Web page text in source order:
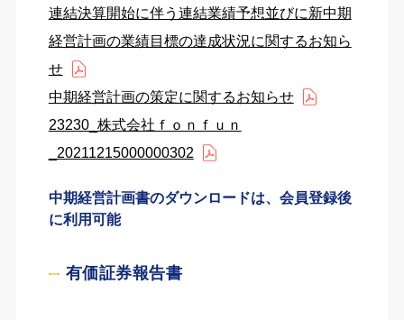
連結決算開始に伴う連結業績予想並びに新中期
経営計画の業績目標の達成状況に関するお知ら
せ
中期経営計画の策定に関するお知らせ
23230_株式会社ｆｏｎｆｕｎ
_20211215000000302
中期経営計画書のダウンロードは、会員登録後
に利用可能
有価証券報告書